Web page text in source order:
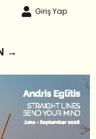
Giriş Yap
→